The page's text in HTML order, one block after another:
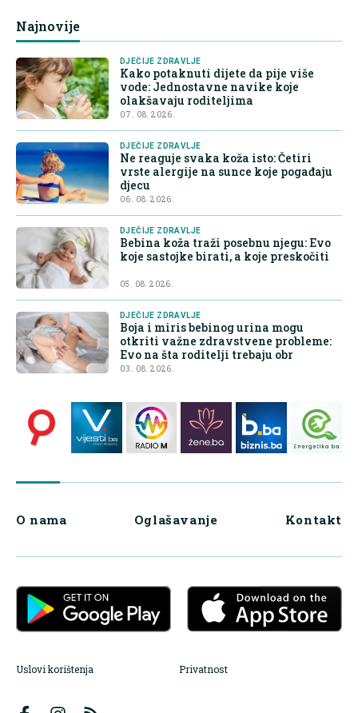
Najnovije
DJEČIJE ZDRAVLJE
Kako potaknuti dijete da pije više
vode: Jednostavne navike koje
olakšavaju roditeljima
07. 08. 2026.
DJEČIJE ZDRAVLJE
Ne reaguje svaka koža isto: Četiri
vrste alergije na sunce koje pogađaju
djecu
06. 08. 2026.
DJEČIJE ZDRAVLJE
Bebina koža traži posebnu njegu: Evo
koje sastojke birati, a koje preskočiti
05. 08. 2026.
DJEČIJE ZDRAVLJE
Boja i miris bebinog urina mogu
otkriti važne zdravstvene probleme:
Evo na šta roditelji trebaju obr
03. 08. 2026.
O nama Oglašavanje Kontakt
Uslovi korištenja Privatnost